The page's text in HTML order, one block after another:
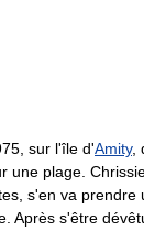
sur l'île d'Amity,
une plage.
s'en va prendre
Après s'être